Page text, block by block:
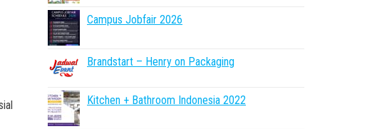
Campus Jobfair 2026
Brandstart – Henry on Packaging
Kitchen + Bathroom Indonesia 2022